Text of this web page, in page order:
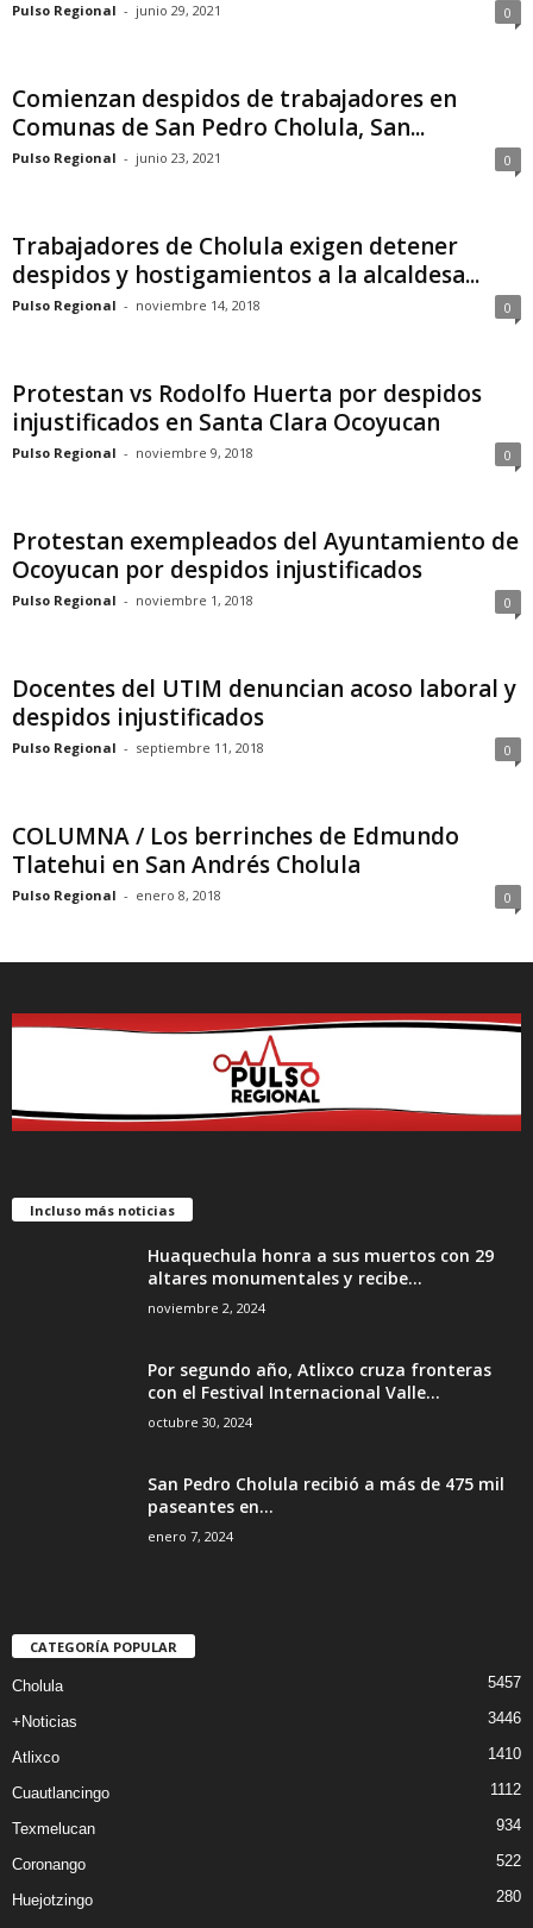
Pulso Regional - junio 29, 2021 0
Comienzan despidos de trabajadores en
Comunas de San Pedro Cholula, San...
Pulso Regional - junio 23, 2021 0
Trabajadores de Cholula exigen detener
despidos y hostigamientos a la alcaldesa...
Pulso Regional - noviembre 14, 2018 0
Protestan vs Rodolfo Huerta por despidos
injustificados en Santa Clara Ocoyucan
Pulso Regional - noviembre 9, 2018 0
Protestan exempleados del Ayuntamiento de
Ocoyucan por despidos injustificados
Pulso Regional - noviembre 1, 2018 0
Docentes del UTIM denuncian acoso laboral y
despidos injustificados
Pulso Regional - septiembre 11, 2018 0
COLUMNA / Los berrinches de Edmundo
Tlatehui en San Andrés Cholula
Pulso Regional - enero 8, 2018 0
Incluso más noticias
Huaquechula honra a sus muertos con 29
altares monumentales y recibe...
noviembre 2, 2024
Por segundo año, Atlixco cruza fronteras
con el Festival Internacional Valle...
octubre 30, 2024
San Pedro Cholula recibió a más de 475 mil
paseantes en...
enero 7, 2024
CATEGORÍA POPULAR
Cholula 5457
+Noticias 3446
Atlixco 1410
Cuautlancingo 1112
Texmelucan 934
Coronango 522
Huejotzingo 280